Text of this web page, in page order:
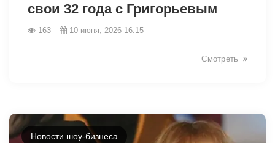
свои 32 года с Григорьевым
163 10 июня, 2026 16:15
Смотреть
Новости шоу-бизнеса